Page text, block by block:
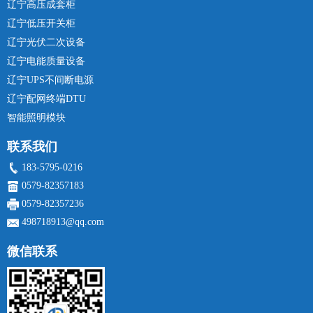
辽宁高压成套柜
辽宁低压开关柜
辽宁光伏二次设备
辽宁电能质量设备
辽宁UPS不间断电源
辽宁配网终端DTU
智能照明模块
联系我们
183-5795-0216
0579-82357183
0579-82357236
498718913@qq.com
微信联系